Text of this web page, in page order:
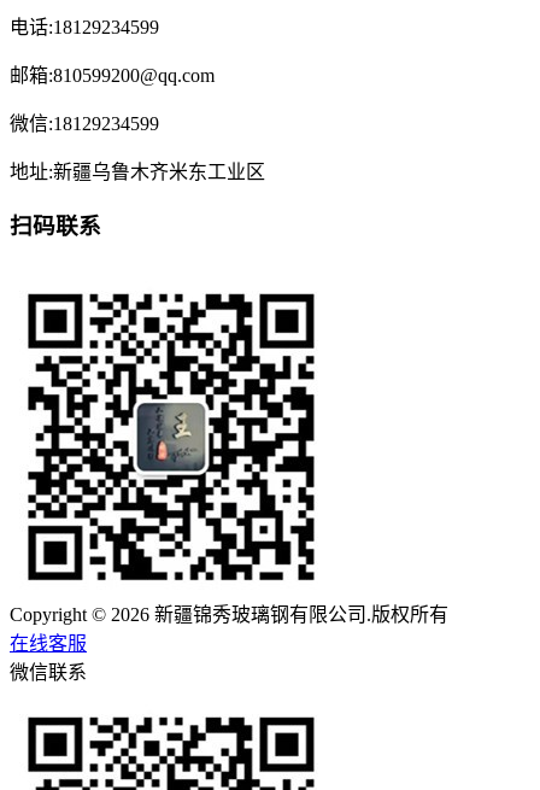
电话:18129234599
邮箱:810599200@qq.com
微信:18129234599
地址:新疆乌鲁木齐米东工业区
扫码联系
Copyright © 2026 新疆锦秀玻璃钢有限公司.版权所有
在线客服
微信联系